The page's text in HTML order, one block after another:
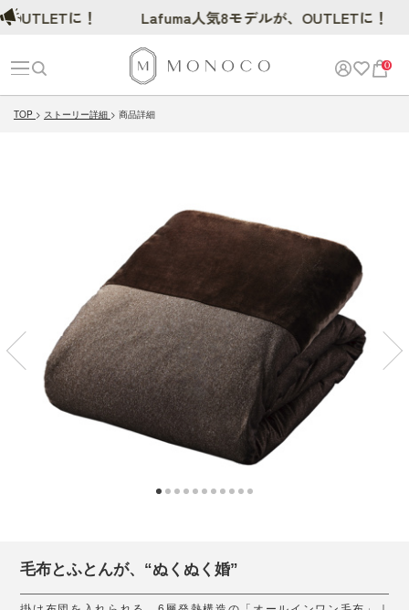
0
TOP ストーリー詳細 商品詳細
毛布とふとんが、“ぬくぬく婚”
に！ Lafuma人気8モデルが、OUTLETに！